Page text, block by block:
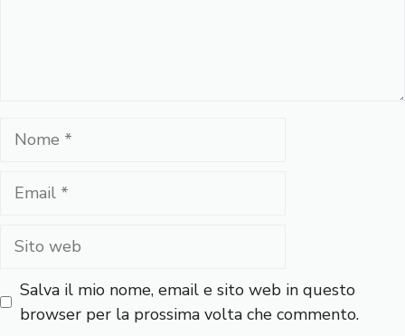
Nome
Email
Sito
Salva il mio nome, email e sito web in questo
browser per la prossima volta che commento.